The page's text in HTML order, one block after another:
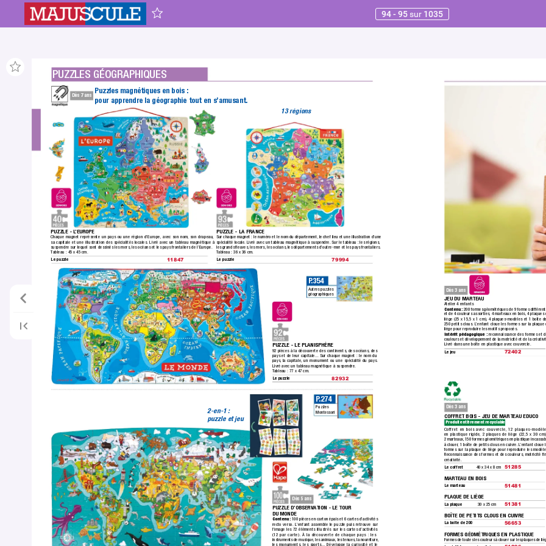
94 - 95 sur 1035
P.354
Autres puzzles
géographiques
PUZZLES GÉOGRAPHIQUES
13 régions
Puzzles magnétiques en bois :
pour apprendre la géographie tout en s’amusant.
Dès 7 ans
PUZZLE - L’EUROPE
Chaque magnet représente un pays ou une région d’Europe, avec son nom, son drapeau,
sa capitale et une illustration des spécialités locales. Livré avec un tableau magnétique à
suspendre sur lequel sont dessinés les mers, les océans et les pays frontaliers de l’Europe.
Tableau : 45 x 45 cm.
Le puzzle
11847
PUZZLE - LA FRANCE
Sur chaque magnet : le numéro et le nom du département, le chef lieu et une illustration d’une
spécialité locale. Livré avec un tableau magnétique à suspendre. Sur le tableau : les régions,
les grands ﬂeuves, les mers, les océans, les départements d’outre-mer et les pays frontaliers.
Tableau : 36 x 36 cm.
Le puzzle
79994
PUZZLE - LE PLANISPHÈRE
92 pièces à la découverte des continents, des océans, des
pays et de leur capitale... Sur chaque magnet : le nom du
pays, la capitale, un monument ou une spécialité du pays.
Livré avec un tableau magnétique à suspendre.
Tableau : 77 x 47 cm.
Le puzzle
82932
2-en-1 :
puzzle et jeu
PUZZLE D’OBSERVATION - LE TOUR
DU MONDE
Contenu : 100 pièces en carton épais et 6 cartes d’activités
recto verso.
L’enfant assemble le puzzle puis retrouve sur
l’image les 72 éléments illustrés sur les cartes d’activités
(12 par carte).
À la découverte de chaque pays : les
instruments de musique, les animaux, les tenues, la nourriture,
les monuments, les sports... Développe la curiosité et le
Dès 5 ans
Puzzles
Montessori
P.274
Le jeu 72402
JEU DU MARTEAU
Atelier 4 enfants
Contenu : 200 formes géométriques de 9 formes
et de 4 couleurs assorties, 4 marteaux en bois, 4 plaques
liège (25 x 15,5 x 1 cm), 4 plaques-modèles et 1 boîte de
250 petits clous. L’enfant cloue les formes sur la plaque
liège pour reproduire les motifs proposés.
Intérêt pédagogique : reconnaissance des formes et
couleurs et développement de la motricité et de la
Livré dans une boîte en plastique avec couvercle.
Dès 3 ans
PLAQUE DE LIÈGE
La plaque 30 x 25 cm 51381
Le marteau 51481
MARTEAU EN BOIS
La boîte de 200 56653
BOÎTE DE PETITS CLOUS EN CUIVRE
FORMES GÉOMÉTRIQUES EN PLASTIQUE
Formes de toutes les couleurs à clouer sur les plaques de
Dès 3 ans
COFFRET BOIS - JEU DE MARTEAU EDUCO
Produit entièrement recyclable.
Coffret en bois avec couvercle,
12 plaques-
en plastique rigide,
2 plaques de liège (22,5 x 30 cm),
2 marteaux, 150 formes géométriques en plastique
à clouer, 1 boîte de petits clous en cuivre. L’enfant cloue
formes sur la plaque de liège pour reproduire les
Reconnaissance des formes et des couleurs, motricité
créativité.
Le coffret
40 x 34 x 8 cm 51285